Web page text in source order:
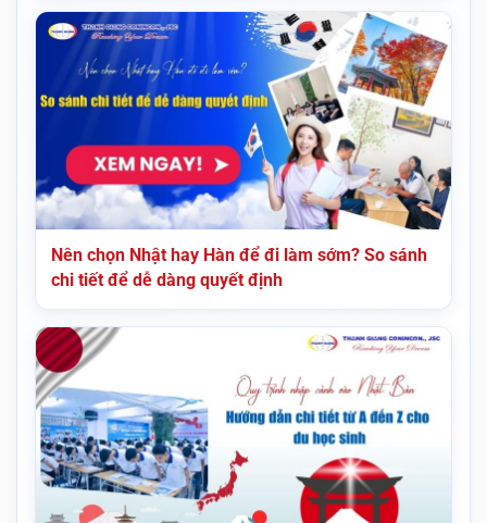
Nên chọn Nhật hay Hàn để đi làm sớm? So sánh
chi tiết để dễ dàng quyết định